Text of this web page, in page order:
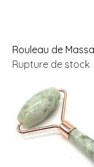
Rouleau de
Rupture de stock